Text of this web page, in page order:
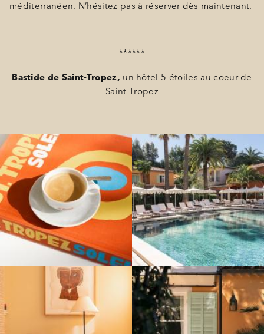
méditerranéen. N’hésitez pas à réserver dès maintenant.
******
Bastide de Saint-Tropez, un hôtel 5 étoiles au coeur de
Saint-Tropez